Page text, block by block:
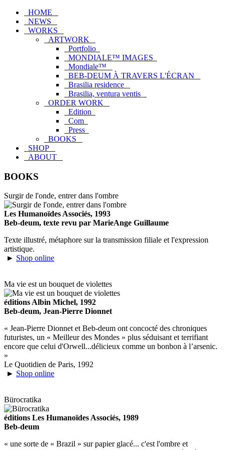
HOME
NEWS
WORKS
ARTWORK
Portfolio
MONDIALE™ IMAGES
Mondiale™
BEB-DEUM À TRAVERS L'ÉCRAN
Brasilia residence
Brasilia, ventura ventis
ORDER WORK
Edition
Com
Press
BOOKS
SHOP
ABOUT
BOOKS
Surgir de l'onde, entrer dans l'ombre
Les Humanoïdes Associés, 1993
Beb-deum, texte revu par MarieAnge Guillaume
Texte illustré, métaphore sur la transmission filiale et l'expression
artistique.
► Shop online
Ma vie est un bouquet de violettes
éditions Albin Michel, 1992
Beb-deum, Jean-Pierre Dionnet
« Jean-Pierre Dionnet et Beb-deum ont concocté des chroniques
futuristes, un « Meilleur des Mondes » plus séduisant et terrifiant
encore que celui d'Orwell...délicieux comme un bonbon à l’arsenic.
»
Le Quotidien de Paris, 1992
► Shop online
Bürocratika
éditions Les Humanoïdes Associés, 1989
Beb-deum
« une sorte de « Brazil » sur papier glacé... c'est l'ombre et